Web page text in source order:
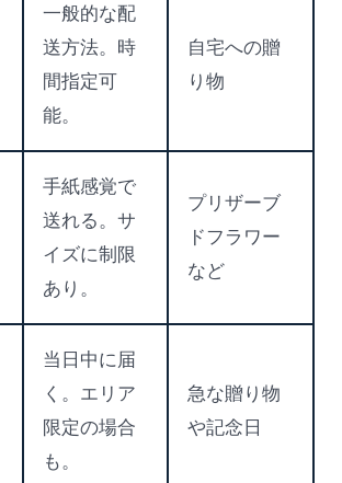
一般的な配
送方法。時
間指定可
能。
自宅への贈
り物
手紙感覚で
送れる。サ
イズに制限
あり。
プリザーブ
ドフラワー
など
当日中に届
く。エリア
限定の場合
も。
急な贈り物
や記念日